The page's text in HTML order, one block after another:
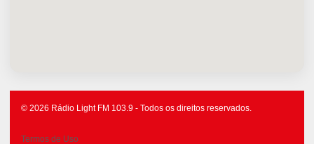
© 2026 Rádio Light FM 103.9 - Todos os direitos reservados.
Termos de Uso